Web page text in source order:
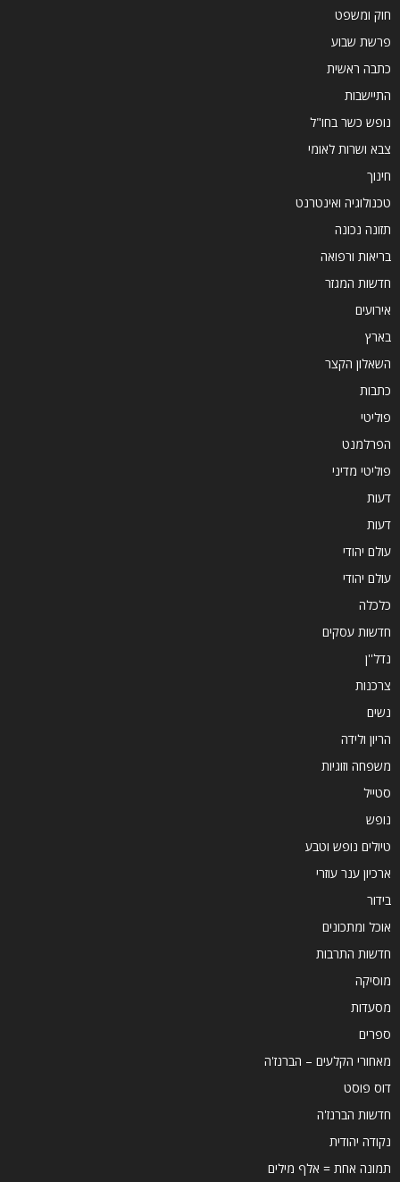
חוק ומשפט
פרשת שבוע
כתבה ראשית
התיישבות
נופש כשר בחו"ל
צבא ושרות לאומי
חינוך
טכנולוגיה ואינטרנט
תזונה נכונה
בריאות ורפואה
חדשות המגזר
אירועים
בארץ
השאלון הקצר
כתבות
פוליטי
הפרלמנט
פוליטי מדיני
דעות
דעות
עולם יהודי
עולם יהודי
כלכלה
חדשות עסקים
נדל''ן
צרכנות
נשים
הריון ולידה
משפחה וזוגיות
סטייל
נופש
טיולים נופש וטבע
ארכיון ענר עוזרי
בידור
אוכל ומתכונים
חדשות התרבות
מוסיקה
מסעדות
ספרים
מאחורי הקלעים – הברנז'ה
דוס פוסט
חדשות הברנז'ה
נקודה יהודית
תמונה אחת = אלף מילים